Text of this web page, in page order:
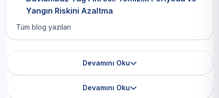
Yangın Riskini Azaltma
Tüm blog yazıları
Devamını Oku
Devamını Oku